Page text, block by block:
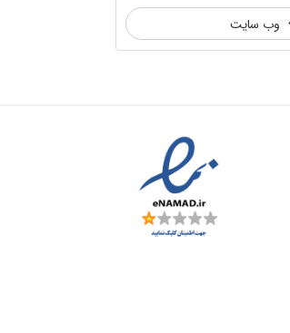
وب سایت